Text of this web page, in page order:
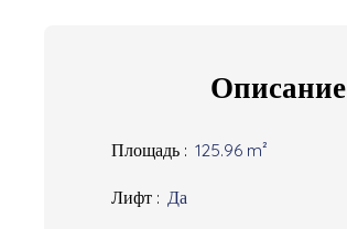
Описание
Площадь : 125.96 m²
Лифт : Да